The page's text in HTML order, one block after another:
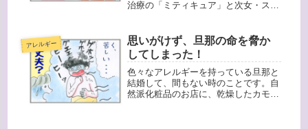
治療の「ミティキュア」と次女・スギ
ます。その間、飲まなかった日は子供
達が体調が悪かった各１日くらい。家
族...
アレルギー
思いがけず、旦那の命を脅か
してしまった！
色々なアレルギーを持っている旦那と
結婚して、間もない時のことです。自
然派化粧品のお店に、乾燥したカモミ